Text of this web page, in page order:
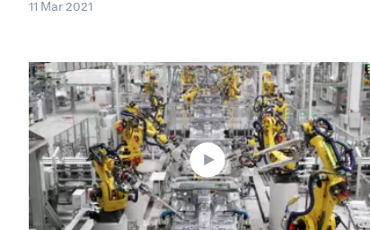
11 Mar 2021